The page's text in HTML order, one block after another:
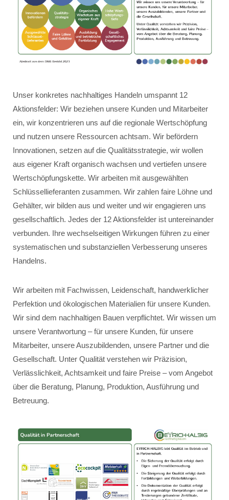
Unser konkretes nachhaltiges Handeln umspannt 12
Aktionsfelder: Wir beziehen unsere Kunden und Mitarbeiter
ein, wir konzentrieren uns auf die regionale Wertschöpfung
und nutzen unsere Ressourcen achtsam. Wir befördern
Innovationen, setzen auf die Qualitätsstrategie, wir wollen
aus eigener Kraft organisch wachsen und vertiefen unsere
Wertschöpfungskette. Wir arbeiten mit ausgewählten
Schlüssellieferanten zusammen. Wir zahlen faire Löhne und
Gehälter, wir bilden aus und weiter und wir engagieren uns
gesellschaftlich. Jedes der 12 Aktionsfelder ist untereinander
verbunden. Ihre wechselseitigen Wirkungen führen zu einer
systematischen und substanziellen Verbesserung unseres
Handelns.
Wir arbeiten mit Fachwissen, Leidenschaft, handwerklicher
Perfektion und ökologischen Materialien für unsere Kunden.
Wir sind dem nachhaltigen Bauen verpflichtet. Wir wissen um
unsere Verantwortung – für unsere Kunden, für unsere
Mitarbeiter, unsere Auszubildenden, unsere Partner und die
Gesellschaft. Unter Qualität verstehen wir Präzision,
Verlässlichkeit, Achtsamkeit und faire Preise – vom Angebot
über die Beratung, Planung, Produktion, Ausführung und
Betreuung.